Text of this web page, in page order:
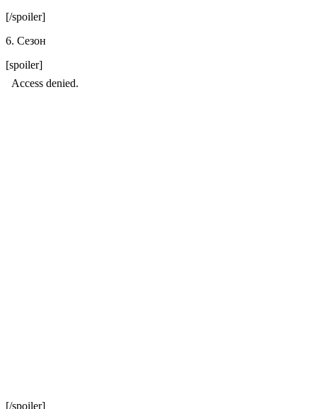
[/spoiler]
6. Сезон
[spoiler]
[/spoiler]